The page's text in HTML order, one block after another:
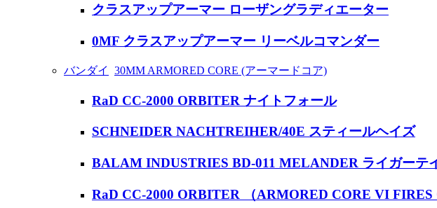
クラスアップアーマー ローザングラディエーター
0MF クラスアップアーマー リーベルコマンダー
バンダイ 30MM ARMORED CORE (アーマードコア)
RaD CC-2000 ORBITER ナイトフォール
SCHNEIDER NACHTREIHER/40E スティールヘイズ
BALAM INDUSTRIES BD-011 MELANDER ライガーテ
RaD CC-2000 ORBITER （ARMORED CORE VI FIRES